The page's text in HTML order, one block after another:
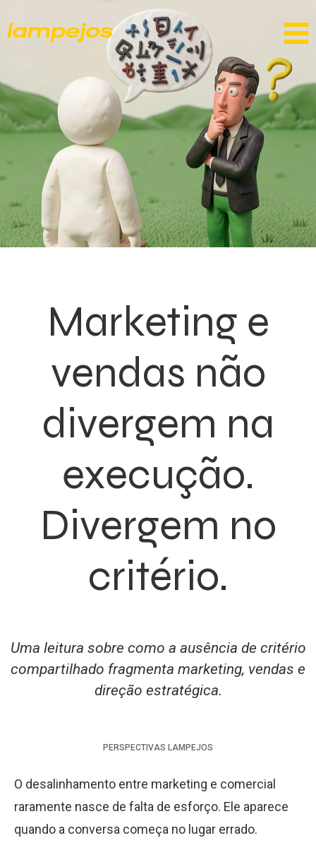
Marketing e
vendas não
divergem na
execução.
Divergem no
critério.
Uma leitura sobre como a ausência de critério
compartilhado fragmenta marketing, vendas e
direção estratégica.
PERSPECTIVAS LAMPEJOS
O desalinhamento entre marketing e comercial
raramente nasce de falta de esforço. Ele aparece
quando a conversa começa no lugar errado.